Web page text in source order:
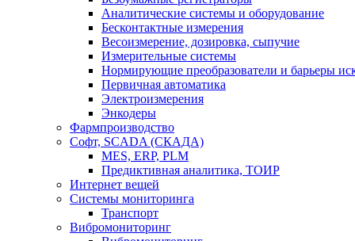
Аналитические системы и оборудование
Бесконтактные измерения
Весоизмерение, дозировка, сыпучие
Измерительные системы
Нормирующие преобразователи и барьеры
Первичная автоматика
Электроизмерения
Энкодеры
Фармпроизводство
Софт, SCADA (СКАДА)
MES, ERP, PLM
Предиктивная аналитика, ТОИР
Интернет вещей
Системы мониторинга
Транспорт
Вибромониторинг